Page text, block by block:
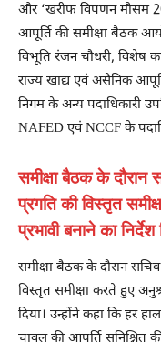
और ‘खरीफ विपणन मौसम
आपूर्ति की समीक्षा बैठक
विभूति रंजन चौधरी, विशेष
राज्य खाद्य एवं असैनिक
निगम के अन्य पदाधिकारी
NAFED एवं NCCF के
समीक्षा बैठक के
प्रगति की विस्तृत
प्रभावी बनाने का निर्देश
समीक्षा बैठक के दौरान
विस्तृत समीक्षा करते हुए
दिया। उन्होंने कहा कि हर
चावल की आपूर्ति सुनिश्चित